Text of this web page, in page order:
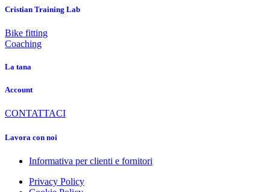
Cristian Training Lab
Bike fitting
Coaching
La tana
Account
CONTATTACI
Lavora con noi
Informativa per clienti e fornitori
Privacy Policy